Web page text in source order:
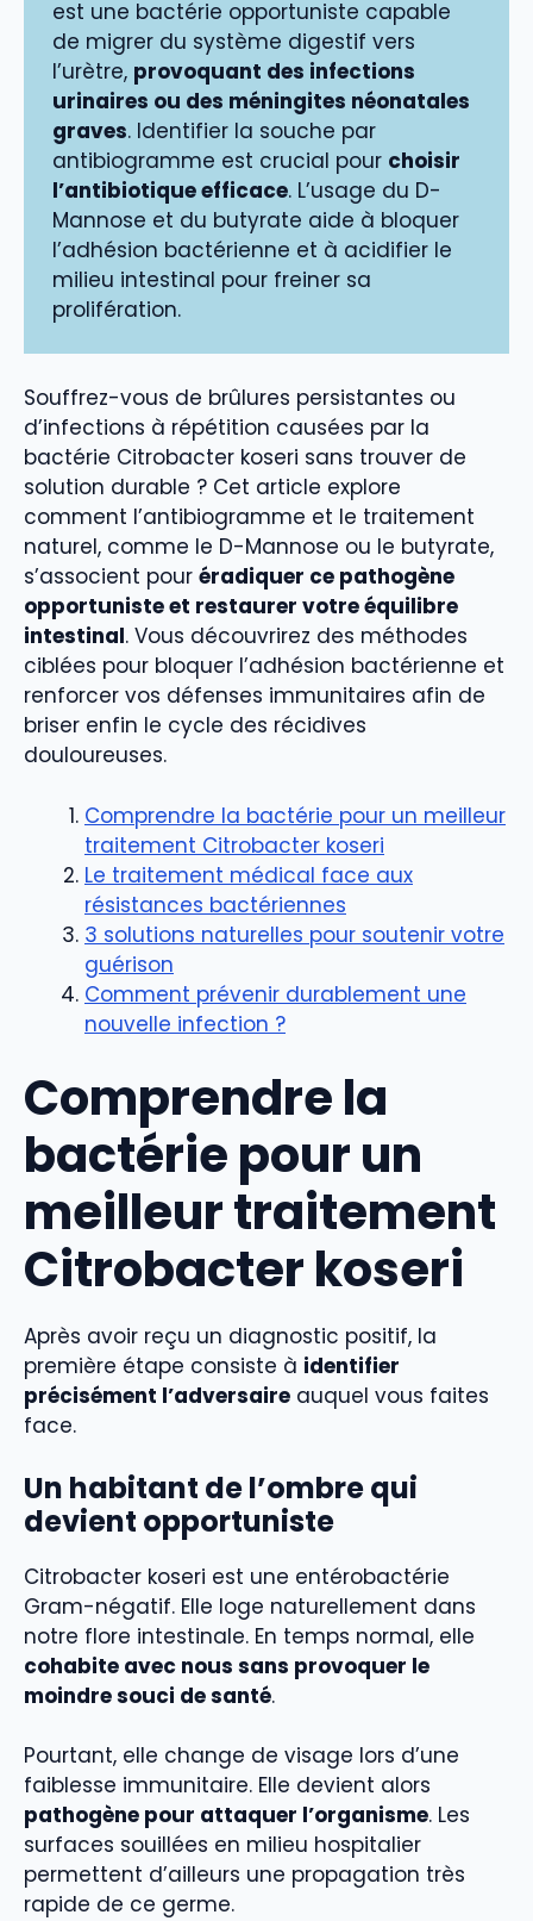
est une bactérie opportuniste capable
de migrer du système digestif vers
l’urètre, provoquant des infections
urinaires ou des méningites néonatales
graves. Identifier la souche par
antibiogramme est crucial pour choisir
l’antibiotique efficace. L’usage du D-
Mannose et du butyrate aide à bloquer
l’adhésion bactérienne et à acidifier le
milieu intestinal pour freiner sa
prolifération.
Souffrez-vous de brûlures persistantes ou
d’infections à répétition causées par la
bactérie Citrobacter koseri sans trouver de
solution durable ? Cet article explore
comment l’antibiogramme et le traitement
naturel, comme le D-Mannose ou le butyrate,
s’associent pour éradiquer ce pathogène
opportuniste et restaurer votre équilibre
intestinal. Vous découvrirez des méthodes
ciblées pour bloquer l’adhésion bactérienne et
renforcer vos défenses immunitaires afin de
briser enfin le cycle des récidives
douloureuses.
Comprendre la bactérie pour un meilleur
traitement Citrobacter koseri
Le traitement médical face aux
résistances bactériennes
3 solutions naturelles pour soutenir votre
guérison
Comment prévenir durablement une
nouvelle infection ?
Comprendre la
bactérie pour un
meilleur traitement
Citrobacter koseri
Après avoir reçu un diagnostic positif, la
première étape consiste à identifier
précisément l’adversaire auquel vous faites
face.
Un habitant de l’ombre qui
devient opportuniste
Citrobacter koseri est une entérobactérie
Gram-négatif. Elle loge naturellement dans
notre flore intestinale. En temps normal, elle
cohabite avec nous sans provoquer le
moindre souci de santé.
Pourtant, elle change de visage lors d’une
faiblesse immunitaire. Elle devient alors
pathogène pour attaquer l’organisme. Les
surfaces souillées en milieu hospitalier
permettent d’ailleurs une propagation très
rapide de ce germe.